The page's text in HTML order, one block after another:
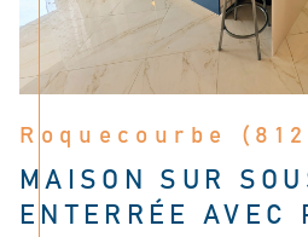
Roquecourbe
MAISON SUR
ENTERRÉE AVEC